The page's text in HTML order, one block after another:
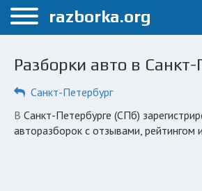
Меню
Санкт-Петербург
ПОЛЬЗОВАТЕЛЯМ
Каталог разборок
Разборки авто в Санкт-
Санкт-Петербург
в Санкт-Петербурге (СПб) зарегистрировано 7
авторазборок с отзывами, рейтингом
razborka.org